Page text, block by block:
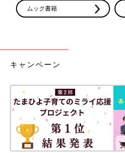
ムック書籍
キャンペーン